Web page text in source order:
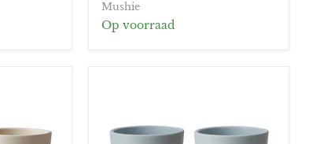
stuks)
Mushie
Op voorraad